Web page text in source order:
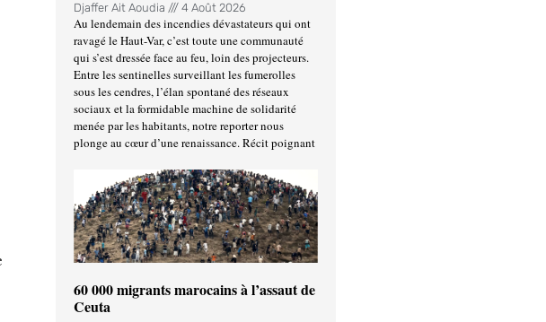
Djaffer Ait Aoudia 4 Août 2026
Au lendemain des incendies dévastateurs qui ont
ravagé le Haut-Var, c’est toute une communauté
qui s’est dressée face au feu, loin des projecteurs.
Entre les sentinelles surveillant les fumerolles
sous les cendres, l’élan spontané des réseaux
sociaux et la formidable machine de solidarité
menée par les habitants, notre reporter nous
plonge au cœur d’une renaissance. Récit poignant
60 000 migrants marocains à l’assaut de
Ceuta